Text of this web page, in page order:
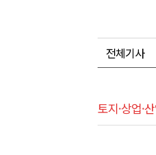
전체기사
토지·상업·